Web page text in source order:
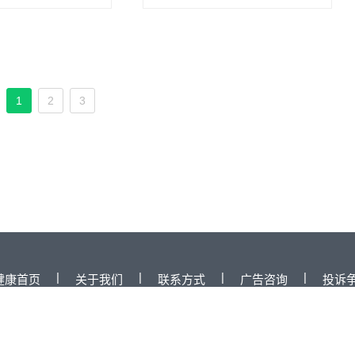
1 2 3
康首页 | 关于我们 | 联系方式 | 广告咨询 | 投诉